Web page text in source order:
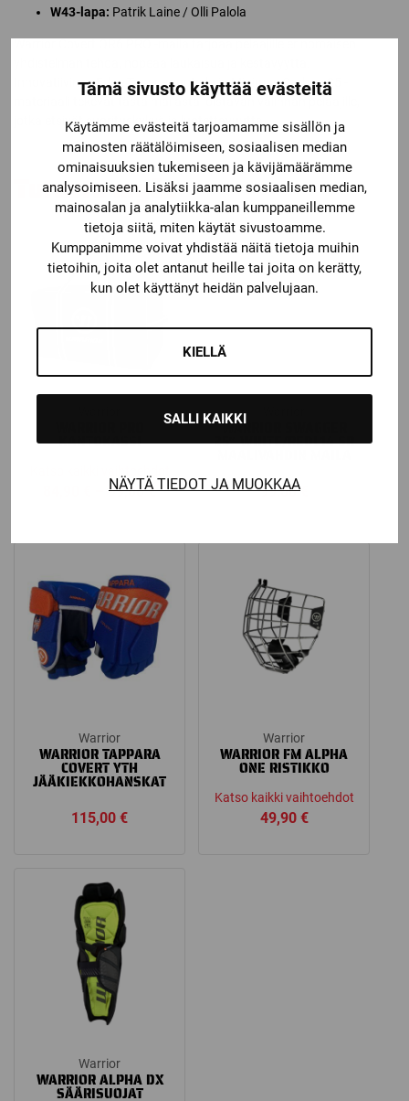
Tämä sivusto käyttää evästeitä
Käytämme evästeitä tarjoamamme sisällön ja
mainosten räätälöimiseen, sosiaalisen median
ominaisuuksien tukemiseen ja kävijämäärämme
analysoimiseen. Lisäksi jaamme sosiaalisen median,
mainosalan ja analytiikka-alan kumppaneillemme
tietoja siitä, miten käytät sivustoamme.
Kumppanimme voivat yhdistää näitä tietoja muihin
tietoihin, joita olet antanut heille tai joita on kerätty,
kun olet käyttänyt heidän palvelujaan.
KIELLÄ
SALLI KAIKKI
NÄYTÄ TIEDOT JA MUOKKAA
W43-lapa: Patrik Laine / Olli Palola
Warrior Covert QR6 PRO -maila tarjoaa pelaajille erinomaisen
Innovatiivinen Edge Taper -muotoilu ja Minimus Carbon 25 -
materiaali tekevät tästä mailasta loistavan valinnan pelaajille,
jotka etsivät suorituskykyä ja luotettavuutta.
Tutustu myös
KANTOKASSI
99,00€Price
99,00 €
WARRIOR SWAGGER
25″ WHITE/REDL14 SR
99,00€
Warrior
WARRIOR TAPPARA
COVERT YTH
JÄÄKIEKKOHANSKAT
115,00€
Warrior
WARRIOR FM ALPHA
ONE RISTIKKO
Katso kaikki vaihtoehdot
49,90 €
Warrior
WARRIOR ALPHA DX
SÄÄRISUOJAT